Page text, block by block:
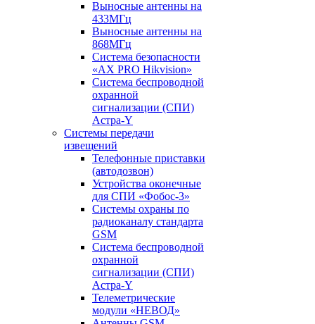
Выносные антенны на
433МГц
Выносные антенны на
868МГц
Система безопасности
«AX PRO Hikvision»
Система беспроводной
охранной
сигнализации (СПИ)
Астра-Y
Системы передачи
извещений
Телефонные приставки
(автодозвон)
Устройства оконечные
для СПИ «Фобос-3»
Системы охраны по
радиоканалу стандарта
GSM
Система беспроводной
охранной
сигнализации (СПИ)
Астра-Y
Телеметрические
модули «НЕВОД»